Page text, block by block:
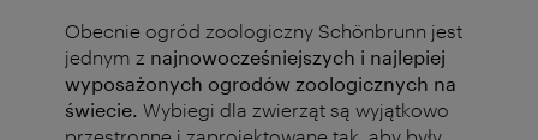
Obecnie ogród zoologiczny Schönbrunn jest
jednym z najnowocześniejszych i najlepiej
wyposażonych ogrodów zoologicznych na
świecie. Wybiegi dla zwierząt są wyjątkowo
przestronne i zaprojektowane tak, aby były